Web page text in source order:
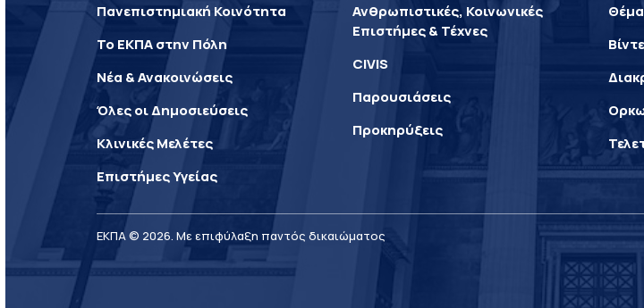
Πανεπιστημιακή Κοινότητα
Το ΕΚΠΑ στην Πόλη
Νέα & Ανακοινώσεις
Όλες οι Δημοσιεύσεις
Κλινικές Μελέτες
Επιστήμες Υγείας
Ανθρωπιστικές, Κοινωνικές
Επιστήμες & Τέχνες
CIVIS
Παρουσιάσεις
Προκηρύξεις
ΕΚΠΑ © 2026. Με επιφύλαξη παντός δικαιώματος